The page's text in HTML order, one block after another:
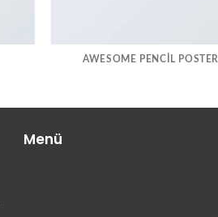
AWESOME PENCIL POSTER
Menü